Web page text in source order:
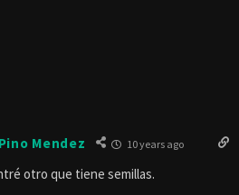
Mendez 10 years ago
otro que tiene semillas.